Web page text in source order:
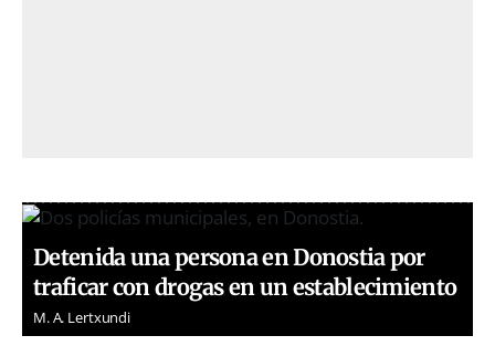
Detenida una persona en Donostia por
traficar con drogas en un establecimiento
M. A. Lertxundi